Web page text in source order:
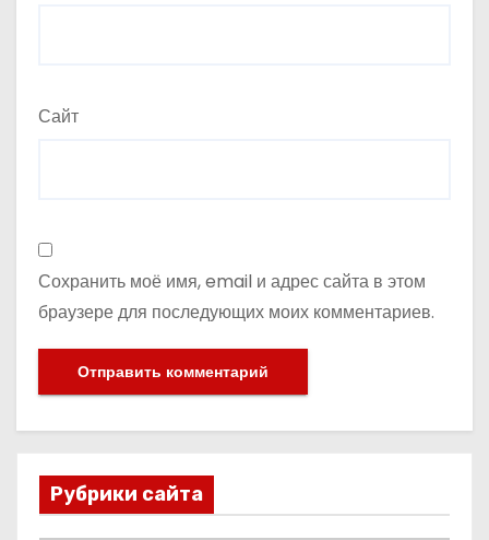
Сайт
Сохранить моё имя, email и адрес сайта в этом
браузере для последующих моих комментариев.
Рубрики сайта